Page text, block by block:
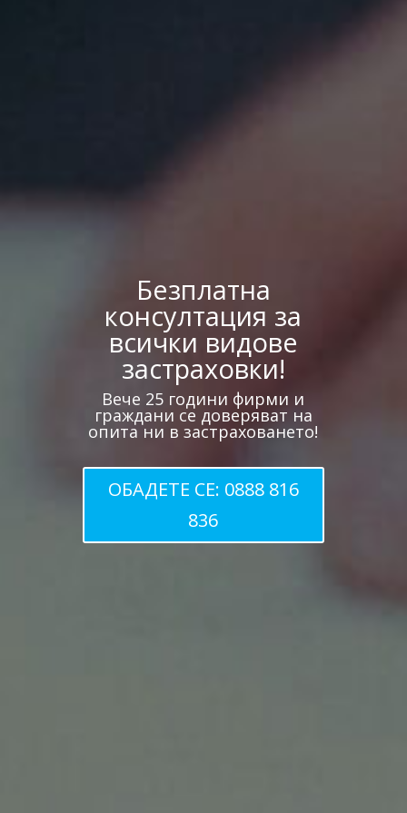
Безплатна
консултация за
всички видове
застраховки!
Вече 25 години фирми и
граждани се доверяват на
опита ни в застраховането!
ОБАДЕТЕ СЕ: 0888 816
836